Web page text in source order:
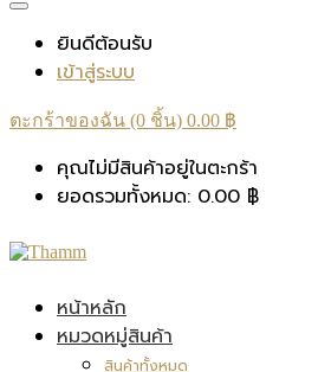
ยินดีต้อนรับ
เข้าสู่ระบบ
ตะกร้าของฉัน (0 ชิ้น) 0.00 ฿
คุณไม่มีสินค้าอยู่ในตะกร้า
ยอดรวมทั้งหมด: 0.00 ฿
หน้าหลัก
หมวดหมู่สินค้า
สินค้าทั้งหมด